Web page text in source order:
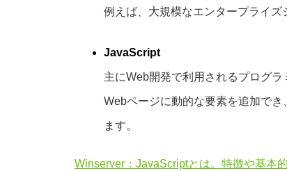
例えば、大規模なエンタープライズ
JavaScript
主にWeb開発で利用されるプログラ
Webページに動的な要素を追加で
ます。
Winserver：JavaScriptとは。特徴や基本